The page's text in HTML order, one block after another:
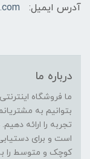
آدرس ایمیل:
درباره ما
بتوانیم به
تجربه را ارائه
است و برای
کوچک و متوسط را